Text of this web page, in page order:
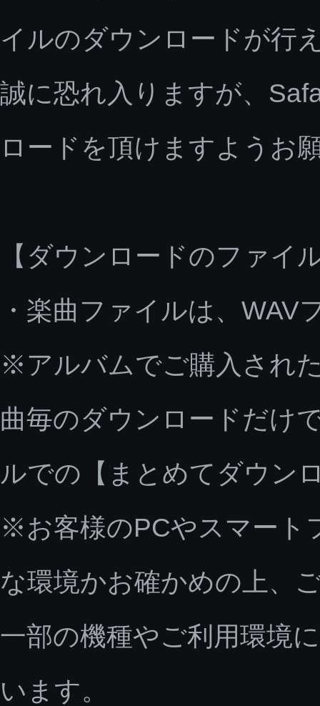
イルのダウンロードが行
誠に恐れ入りますが、
ロードを頂けますようお
【ダウンロードのファイ
・楽曲ファイルは、
※アルバムでご購入され
曲毎のダウンロードだけ
ルでの【まとめてダウン
※お客様のPCやスマート
な環境かお確かめの上、
一部の機種やご利用環境
います。